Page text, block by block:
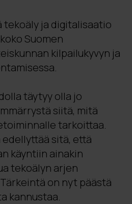
tekoäly ja digitalisaatio
Suomen
kilpailukyvyn ja
täytyy olla jo
siitä, mitä
tarkoittaa.
sitä, että
käyntiin ainakin
tekoälyn arjen
on nyt päästä
kannustaa.